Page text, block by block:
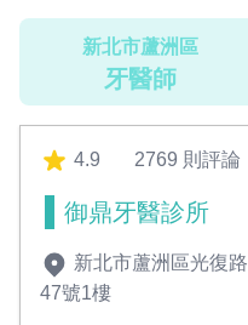
新北市蘆洲區
牙醫師
4.9 2769 則評論
御鼎牙醫診所
新北市蘆洲區光復路
47號1樓